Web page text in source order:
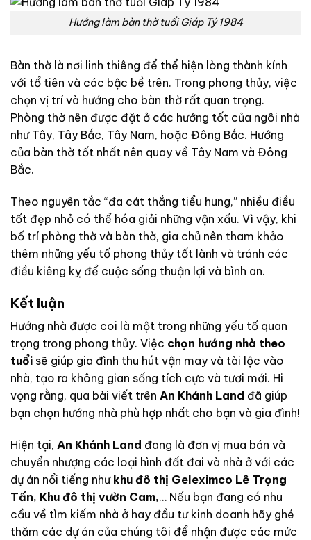
Hướng làm bàn thờ tuổi Giáp Tý 1984
Bàn thờ là nơi linh thiêng để thể hiện lòng thành kính
với tổ tiên và các bậc bề trên. Trong phong thủy, việc
chọn vị trí và hướng cho bàn thờ rất quan trọng.
Phòng thờ nên được đặt ở các hướng tốt của ngôi nhà
như Tây, Tây Bắc, Tây Nam, hoặc Đông Bắc. Hướng
của bàn thờ tốt nhất nên quay về Tây Nam và Đông
Bắc.
Theo nguyên tắc “đa cát thắng tiểu hung,” nhiều điều
tốt đẹp nhỏ có thể hóa giải những vận xấu. Vì vậy, khi
bố trí phòng thờ và bàn thờ, gia chủ nên tham khảo
thêm những yếu tố phong thủy tốt lành và tránh các
điều kiêng kỵ để cuộc sống thuận lợi và bình an.
Kết luận
Hướng nhà được coi là một trong những yếu tố quan
trọng trong phong thủy. Việc chọn hướng nhà theo
tuổi sẽ giúp gia đình thu hút vận may và tài lộc vào
nhà, tạo ra không gian sống tích cực và tươi mới. Hi
vọng rằng, qua bài viết trên An Khánh Land đã giúp
bạn chọn hướng nhà phù hợp nhất cho bạn và gia đình!
Hiện tại, An Khánh Land đang là đơn vị mua bán và
chuyển nhượng các loại hình đất đai và nhà ở với các
dự án nổi tiếng nhưkhu đô thị Geleximco Lê Trọng
Tấn, Khu đô thị vườn Cam,… Nếu bạn đang có nhu
cầu về tìm kiếm nhà ở hay đầu tư kinh doanh hãy ghé
thăm các dự án của chúng tôi để nhận được các mức